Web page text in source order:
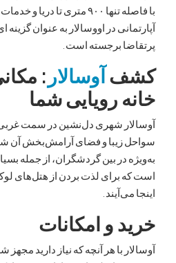
با فاصله تنها ۹۰۰ متری تا دریا و خدمات
در اووسالار به عنوان گزینه ای عالی در
برجسته است.
آوسالار: مکانی
رویایی شما
شهری دل‌نشین در سمت غربی آلانیا است
و فضای آرامش‌بخش آن شناخته
در بین گردشگران، از جمله بسیاری از
برای لذت بردن از هتل‌های لوکس و
و امکانات
با هر آنچه که نیاز دارید مجهز شده است.